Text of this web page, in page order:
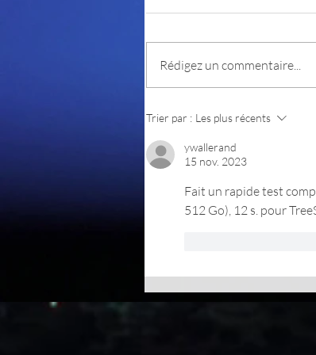
PKeyMaster
Rédigez un commentaire...
Trier par : Les plus récents
ywallerand
15 nov. 2023
Fait un rapide test
512 Go), 12 s. pour